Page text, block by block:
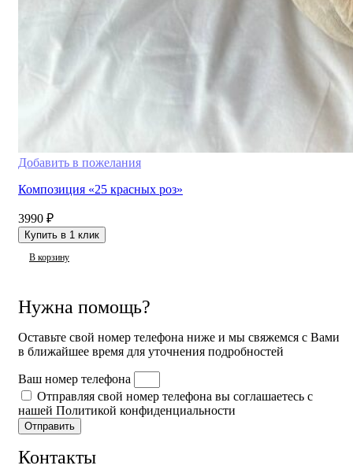
Добавить в пожелания
Композиция «25 красных роз»
3990 ₽
Купить в 1 клик
В корзину
Нужна помощь?
Оставьте свой номер телефона ниже и мы свяжемся с Вами
в ближайшее время для уточнения подробностей
Ваш номер телефона
Отправляя свой номер телефона вы соглашаетесь с
нашей Политикой конфиденциальности
Отправить
Контакты